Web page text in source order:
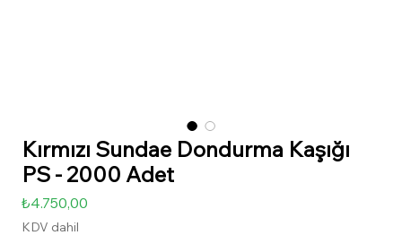
Kırmızı Sundae Dondurma Kaşığı
PS - 2000 Adet
₺4.750,00
KDV dahil